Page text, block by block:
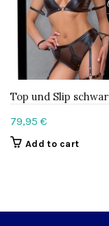
Top und Slip
79,95 €
Add to cart